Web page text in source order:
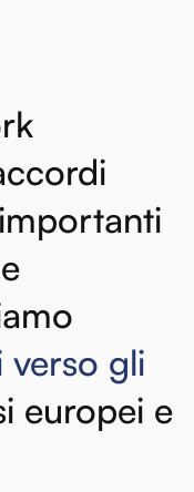
importanti
e
verso gli
europei e